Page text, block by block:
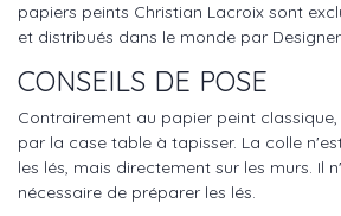
papiers peints Christian Lacroix sont
et distribués dans le monde par
CONSEILS DE POSE
Contrairement au papier peint
par la case table à tapisser. La colle
les lés, mais directement sur les murs. Il
nécessaire de préparer les lés.